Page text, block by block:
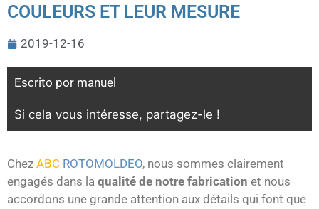
COULEURS ET LEUR MESURE
2019-12-16
Escrito por manuel
Si cela vous intéresse, partagez-le !
Chez ABC ROTOMOLDEO, nous sommes clairement
engagés dans la qualité de notre fabrication et nous
accordons une grande attention aux détails qui font que